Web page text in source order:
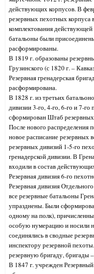
действующих корпусов. В
резервных пехотных корпуса
комплектования
батальоны были
расформированы.
В 1819 г. образованы
Грузинского (с 1820 г. –
Резервная гренадерская
расформирована.
В 1828 г. из третьих
дивизии 3-го, 4-го, 6-го и 7-
сформирован Штаб
После нового распределения
новое расписание резервных
резервных дивизий 1-5-го
гренадерской дивизии. В
входили в состав
Резервная дивизия 6-го
Резервная дивизия
все резервные батальоны
упразднены. Были
одному на полк),
особую нумерацию и носили
соединялись в сводные
инспектору резервной
резервную бригаду, бригады
В 1847 г. учрежден